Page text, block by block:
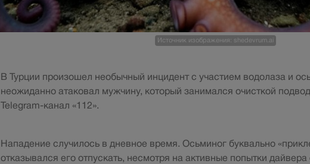
Источник изображения: shedevrum.ai
В Турции произошел необычный инцидент с участием водолаза и
неожиданно атаковал мужчину, который занимался очисткой
Telegram-канал «112».
Нападение случилось в дневное время. Осьминог буквально
отказывался его отпускать, несмотря на активные попытки дайвера